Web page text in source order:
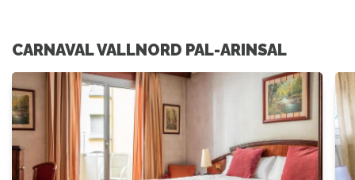
CARNAVAL VALLNORD PAL-ARINSAL